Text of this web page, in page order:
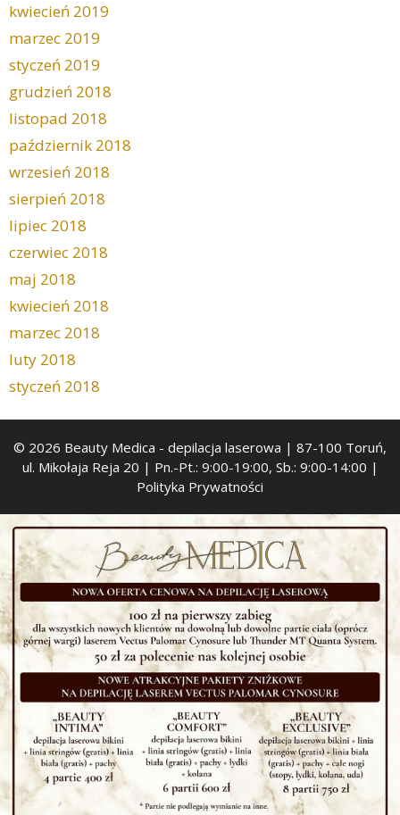
kwiecień 2019
marzec 2019
styczeń 2019
grudzień 2018
listopad 2018
październik 2018
wrzesień 2018
sierpień 2018
lipiec 2018
czerwiec 2018
maj 2018
kwiecień 2018
marzec 2018
luty 2018
styczeń 2018
© 2026 Beauty Medica - depilacja laserowa | 87-100 Toruń,
ul. Mikołaja Reja 20 | Pn.-Pt.: 9:00-19:00, Sb.: 9:00-14:00 |
Polityka Prywatności